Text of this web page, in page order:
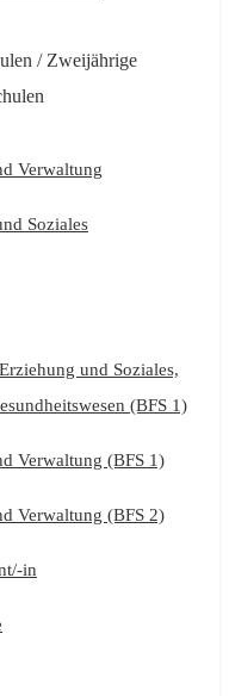
/ Zweijährige
Verwaltung
Soziales
und Soziales,
(BFS 1)
Verwaltung (BFS 1)
Verwaltung (BFS 2)
in